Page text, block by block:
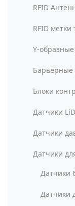
RFID
RFID
Y-
Барьерные
Блоки
Датчики
Датчики
Датчики
Датчики
Датчики